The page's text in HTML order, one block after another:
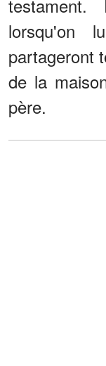
lorsqu'on
partageront
de la
père.